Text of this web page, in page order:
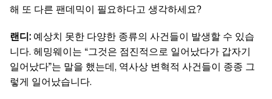
해 또 다른 팬데믹이 필요하다고 생각하세요?
랜디: 예상치 못한 다양한 종류의 사건들이 발생할 수 있습
니다. 헤밍웨이는 “그것은 점진적으로 일어났다가 갑자기
일어났다”는 말을 했는데, 역사상 변혁적 사건들이 종종 그
렇게 일어났습니다.